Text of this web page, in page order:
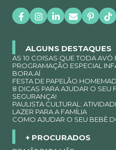
ALGUNS DESTAQUES
AS 10 COISAS QUE TODA AVÓ
PROGRAMAÇÃO ESPECIAL
BORA.AÍ
FESTA DE PAPELÃO
8 DICAS PARA AJUDAR O SEU
SEGURANÇA!
PAULISTA CULTURAL:
LAZER PARA A FAMÍLIA
COMO AJUDAR O SEU BEBÊ
+ PROCURADOS